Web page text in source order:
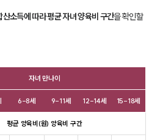
법률서식
터/브로슈어
법률상담예약
법률상담예약
산소득에 따라 평균 자녀 양육비 구간을 확인할
자녀 만나이
6-8세 9-11세 12-14세 15-18세
평균 양육비(원) 양육비 구간